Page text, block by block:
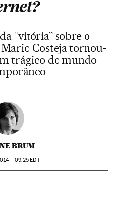
“vitória” sobre o
Costeja tornou-
trágico do mundo
BRUM
- 09:25 EDT
Sociales